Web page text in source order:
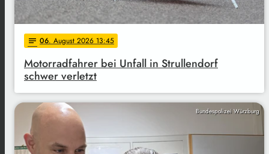
notes 06. August 2026 13:45
Motorradfahrer bei Unfall in Strullendorf
schwer verletzt
Bundespolizei Würzburg